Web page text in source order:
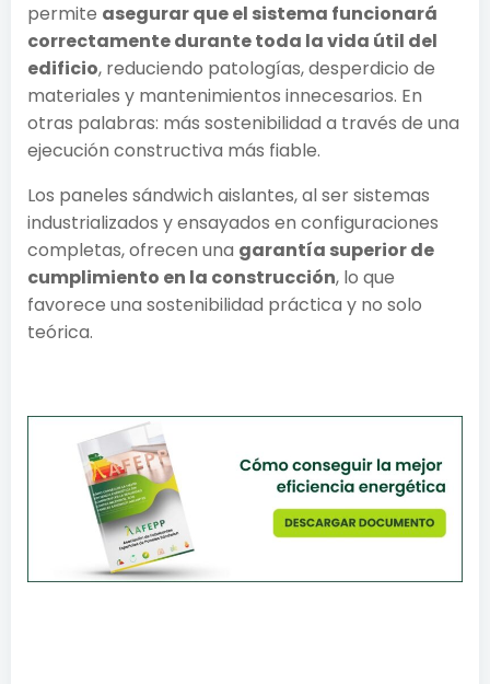
permite asegurar que el sistema funcionará
correctamente durante toda la vida útil del
edificio, reduciendo patologías, desperdicio de
materiales y mantenimientos innecesarios. En
otras palabras: más sostenibilidad a través de una
ejecución constructiva más fiable.
Los paneles sándwich aislantes, al ser sistemas
industrializados y ensayados en configuraciones
completas, ofrecen una garantía superior de
cumplimiento en la construcción, lo que
favorece una sostenibilidad práctica y no solo
teórica.